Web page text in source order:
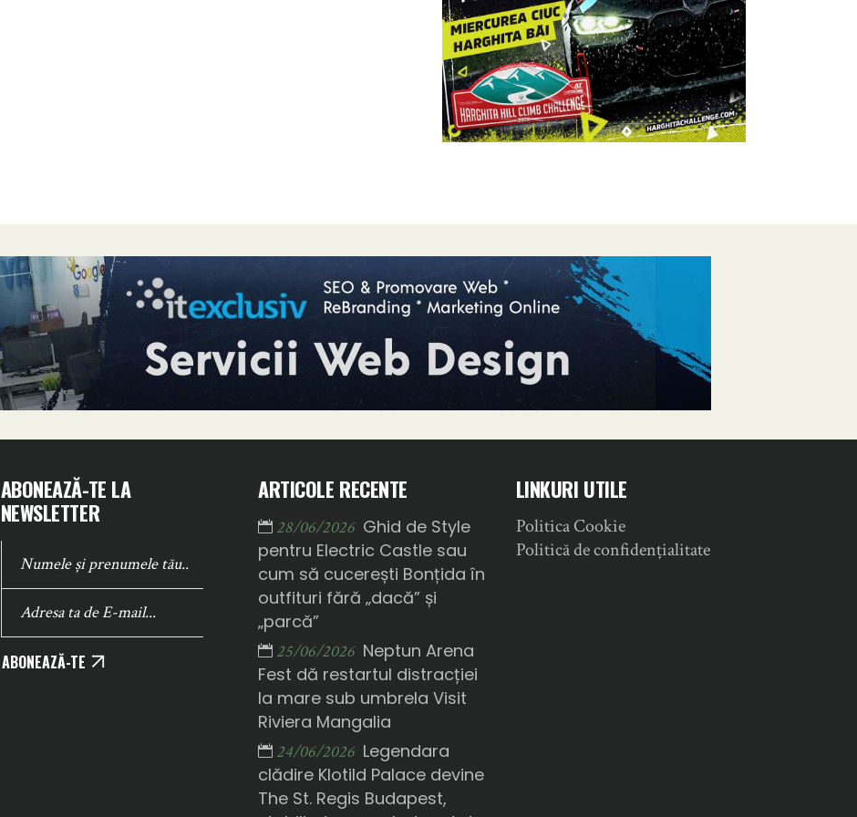
ABONEAZĂ-TE LA
NEWSLETTER
ABONEAZĂ-TE
ARTICOLE RECENTE
28/06/2026 Ghid de Style
pentru Electric Castle sau
cum să cucerești Bonțida în
outfituri fără „dacă” și
„parcă”
25/06/2026 Neptun Arena
Fest dă restartul distracției
la mare sub umbrela Visit
Riviera Mangalia
24/06/2026 Legendara
clădire Klotild Palace devine
The St. Regis Budapest,
LINKURI UTILE
Politica Cookie
Politică de confidențialitate